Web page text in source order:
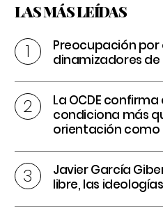
LAS MÁS LEÍDAS
Preocupación por
dinamizadores de
La OCDE
condiciona más
orientación
Javier García
libre, las